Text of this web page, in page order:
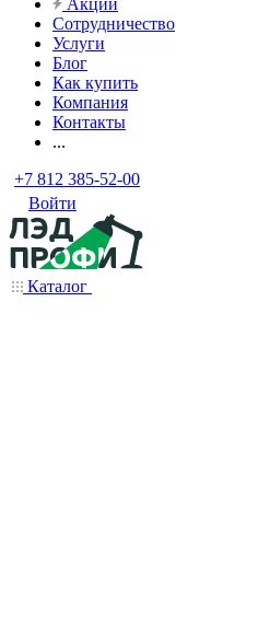
Акции
Сотрудничество
Услуги
Блог
Как купить
Компания
Контакты
...
+7 812 385-52-00
Войти
Каталог